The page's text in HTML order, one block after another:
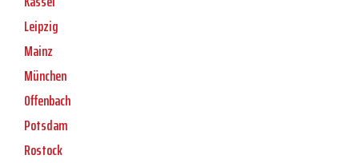
Leipzig
Mainz
München
Offenbach
Potsdam
Rostock